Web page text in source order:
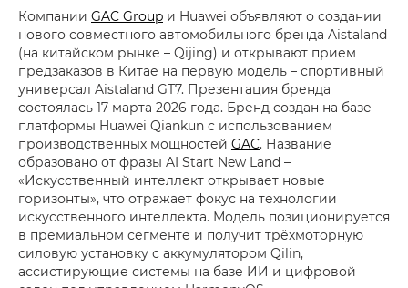
Компании GAC Group и Huawei объявляют о создании
нового совместного автомобильного бренда Aistaland
(на китайском рынке – Qijing) и открывают прием
предзаказов в Китае на первую модель – спортивный
универсал Aistaland GT7. Презентация бренда
состоялась 17 марта 2026 года. Бренд создан на базе
платформы Huawei Qiankun с использованием
производственных мощностей GAC. Название
образовано от фразы AI Start New Land –
«Искусственный интеллект открывает новые
горизонты», что отражает фокус на технологии
искусственного интеллекта. Модель позиционируется
в премиальном сегменте и получит трёхмоторную
силовую установку с аккумулятором Qilin,
ассистирующие системы на базе ИИ и цифровой